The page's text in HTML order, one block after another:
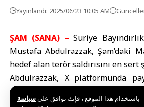
باستخدام هذا الموقع ، فإنك توافق علىسياسة
Yayınlandı: 2025/06/23 10:05 AM
ŞAM (SANA) – Suriye
Mustafa Abdulrazzak, Şam’daki
hedef alan terör saldırısını en sert
Abdulrazzak, X platformunda
şunları belirtti: “Şam’daki Mar
alan ve çok sayıda masum